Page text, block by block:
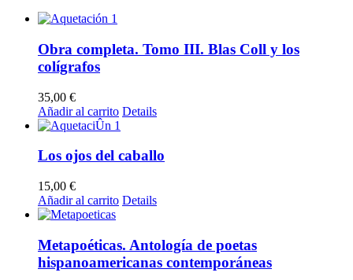
Obra completa. Tomo III. Blas Coll y los
colígrafos
35,00 €
Añadir al carrito Details
Los ojos del caballo
15,00 €
Añadir al carrito Details
Metapoéticas. Antología de poetas
hispanoamericanas contemporáneas